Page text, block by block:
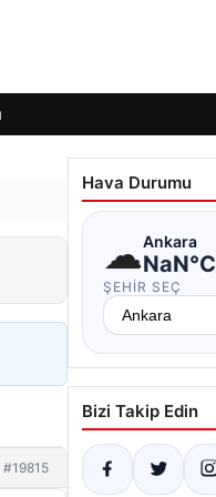
#19815
Hava Durumu
☁Ankara
NaN°C
ŞEHIR SEÇ
Bizi Takip Edin